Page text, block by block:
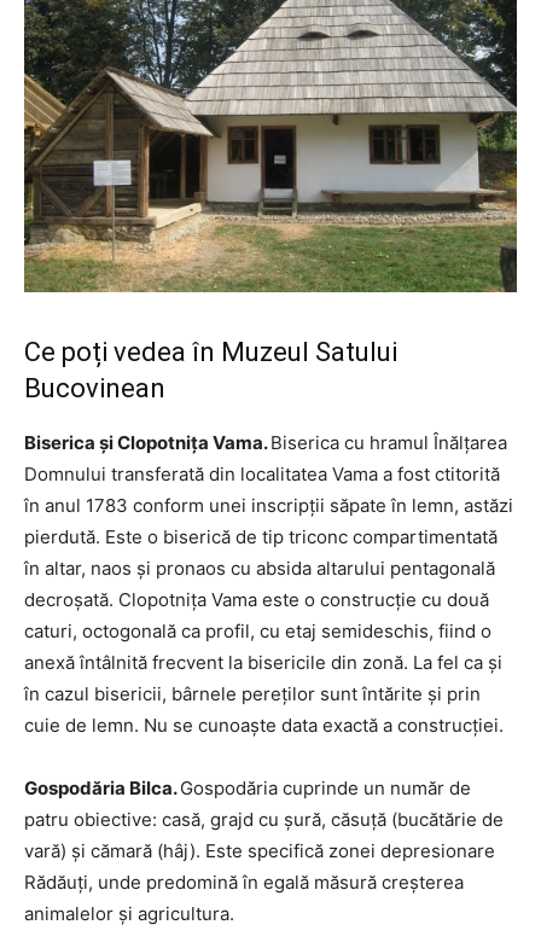
Ce poți vedea în Muzeul Satului
Bucovinean
Biserica şi Clopotniţa Vama.Biserica cu hramul Înălţarea
Domnului transferată din localitatea Vama a fost ctitorită
în anul 1783 conform unei inscripţii săpate în lemn, astăzi
pierdută. Este o biserică de tip triconc compartimentată
în altar, naos şi pronaos cu absida altarului pentagonală
decroşată. Clopotniţa Vama este o construcţie cu două
caturi, octogonală ca profil, cu etaj semideschis, fiind o
anexă întâlnită frecvent la bisericile din zonă. La fel ca şi
în cazul bisericii, bârnele pereţilor sunt întărite şi prin
cuie de lemn. Nu se cunoaşte data exactă a construcţiei.
Gospodăria Bilca.Gospodăria cuprinde un număr de
patru obiective: casă, grajd cu şură, căsuţă (bucătărie de
vară) şi cămară (hâj). Este specifică zonei depresionare
Rădăuţi, unde predomină în egală măsură creşterea
animalelor şi agricultura.